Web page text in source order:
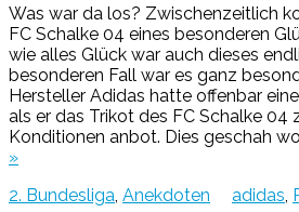
Was war da los? Zwischenzeitlich
FC Schalke 04 eines besonderen
wie alles Glück war auch dieses
besonderen Fall war es ganz
Hersteller Adidas hatte offenbar
als er das Trikot des FC Schalke 04
Konditionen anbot. Dies geschah
»
2. Bundesliga, Anekdoten adidas,